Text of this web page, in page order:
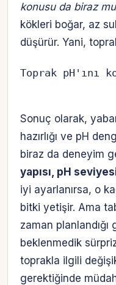
konusu da biraz
kökleri boğar, az
düşürür. Yani,
Toprak pH'ını
Sonuç olarak,
hazırlığı ve pH
biraz da deneyim
yapısı, pH
iyi ayarlanırsa, o
bitki yetişir. Ama
zaman
beklenmedik
toprakla ilgili
gerektiğinde